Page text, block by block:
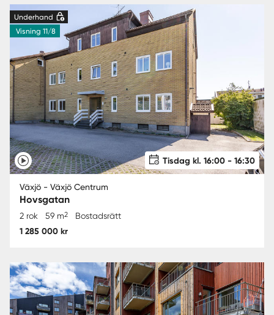
Underhand
Visning 11/8
Tisdag kl. 16:00 - 16:30
Växjö - Växjö Centrum
Hovsgatan
2 rok 59 m2 Bostadsrätt
1 285 000 kr